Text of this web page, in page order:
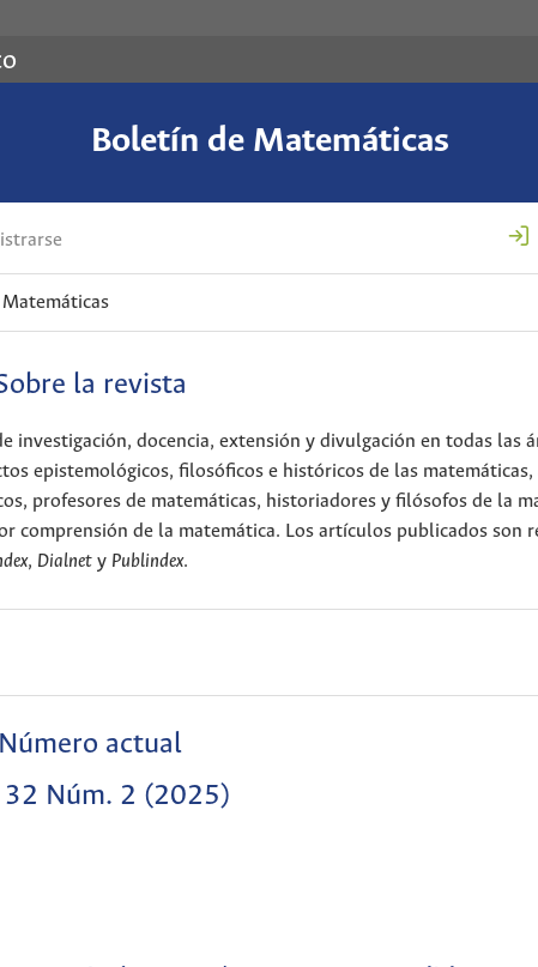
Boletín de Matemáticas
la revista
docencia, extensión y divulgación en todas las
epistemológicos, filosóficos e históricos de las matemáticas,
profesores de matemáticas, historiadores y filósofos de la
comprensión de la matemática. Los artículos publicados son
, Dialnet y Publindex.
Número actual
32 Núm. 2 (2025)